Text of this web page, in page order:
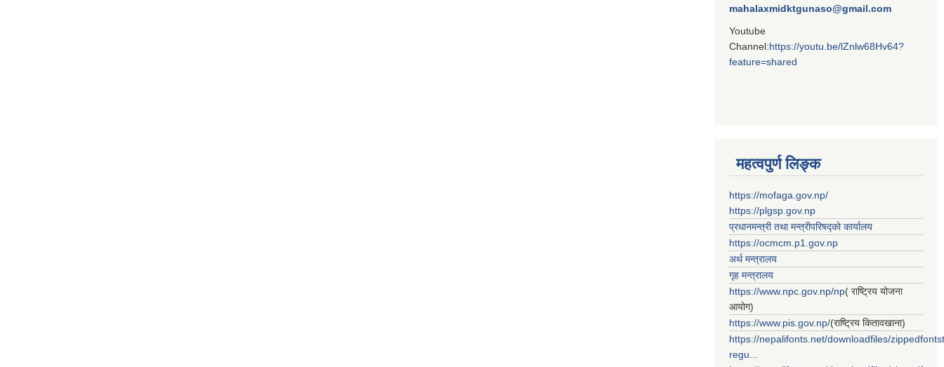
mahalaxmidktgunaso@gmail.com
Youtube
Channel:https://youtu.be/lZnlw68Hv64?
feature=shared
महत्वपुर्ण लिङ्क
https://mofaga.gov.np/
https://plgsp.gov.np
प्रधानमन्त्री तथा मन्त्रीपरिषद्को कार्यालय
https://ocmcm.p1.gov.np
अर्थ मन्त्रालय
गृह मन्त्रालय
https://www.npc.gov.np/np( राष्ट्रिय योजना
आयोग)
https://www.pis.gov.np/(राष्ट्रिय कितावखाना)
https://nepalifonts.net/downloadfiles/
regu...